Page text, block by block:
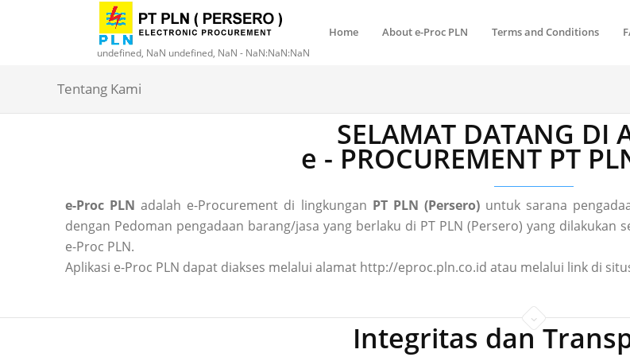
undefined, NaN undefined, NaN - NaN:NaN:NaN
Home About e-Proc PLN Terms and Conditions
Tentang Kami
SELAMAT DATANG DI
e - PROCUREMENT PT
e-Proc PLN adalah e-Procurement di lingkungan PT PLN (Persero)untuk sarana
dengan Pedoman pengadaan barang/jasa yang berlaku di PT PLN (Persero) yang
e-Proc PLN.
Aplikasi e-Proc PLN dapat diakses melalui alamat http://eproc.pln.co.id atau melalui link di
Integritas dan